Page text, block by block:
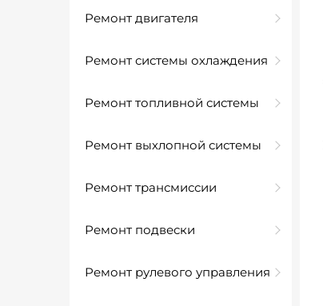
Ремонт двигателя
Ремонт системы охлаждения
Ремонт топливной системы
Ремонт выхлопной системы
Ремонт трансмиссии
Ремонт подвески
Ремонт рулевого управления